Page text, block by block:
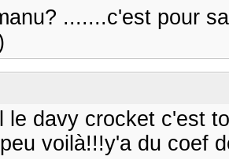
.......c'est pour
le davy crocket c'est
voilà!!!y'a du coef